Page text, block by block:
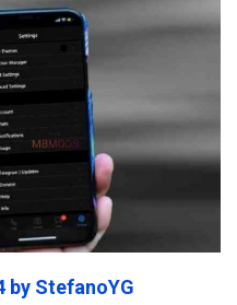
by StefanoYG